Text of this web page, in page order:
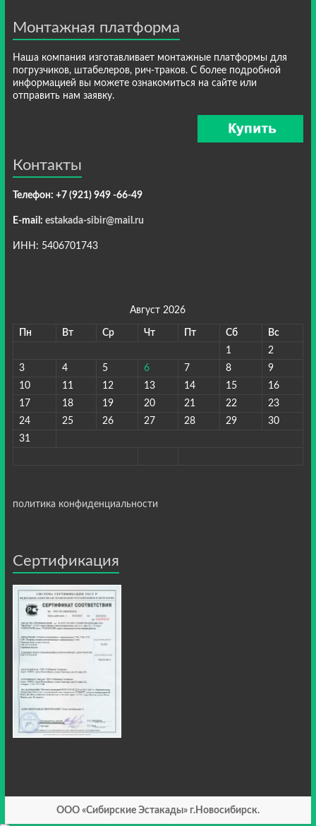
Монтажная платформа
Наша компания изготавливает монтажные платформы для
погрузчиков, штабелеров, рич-траков. С более подробной
информацией вы можете ознакомиться на сайте или
отправить нам заявку.
Контакты
Телефон: +7 (921) 949 -66-49
E-mail: estakada-sibir@mail.ru
ИНН: 5406701743
Август 2026
Пн Вт Ср Чт Пт Сб
Вс
1
2
3
4 5 6 7 8
9
10
11 12 13 14 15
16
17
18 19 20 21 22
23
24
25 26 27 28 29
30
31
политика конфиденциальности
Сертификация
ООО «Сибирские Эстакады» г.Новосибирск.